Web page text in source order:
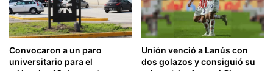
Convocaron a un paro
universitario para el
Unión venció a Lanús con
dos golazos y consiguió su